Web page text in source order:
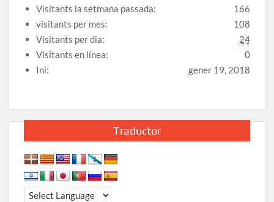
166
Visitants la setmana passada:
108
visitants per mes:
24
Visitants per dia:
0
Visitants en línea:
gener 19, 2018
Ini:
Traductor